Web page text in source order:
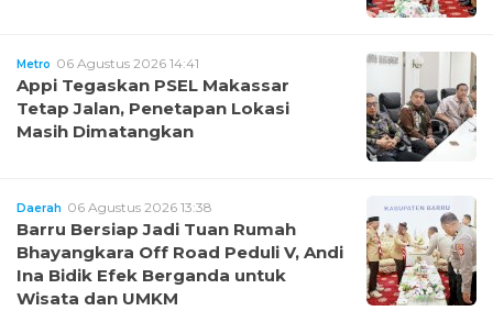
Metro 06 Agustus 2026 14:41
Appi Tegaskan PSEL Makassar
Tetap Jalan, Penetapan Lokasi
Masih Dimatangkan
Daerah 06 Agustus 2026 13:38
Barru Bersiap Jadi Tuan Rumah
Bhayangkara Off Road Peduli V, Andi
Ina Bidik Efek Berganda untuk
Wisata dan UMKM